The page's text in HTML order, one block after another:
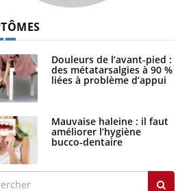
Douleurs de l’avant-pied :
des métatarsalgies à 90 %
liées à problème d’appui
Mauvaise haleine : il faut
améliorer l’hygiène
bucco-dentaire